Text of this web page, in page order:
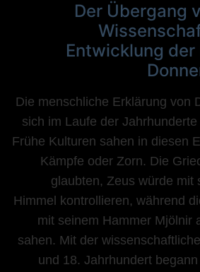
Der Übergang
Entwicklung der
Die menschliche Erklärung von
sich im Laufe der
Frühe Kulturen sahen in diesen
Kämpfe oder Zorn. Die
glaubten, Zeus würde mit
Himmel kontrollieren, während
mit seinem Hammer Mjölnir
sahen. Mit der
und 18. Jahrhundert